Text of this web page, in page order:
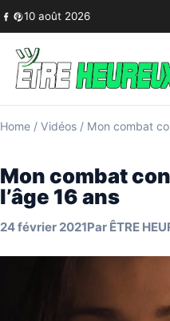
Skip to content
10 août 2026
Home / Vidéos / Mon combat
Mon combat
l’âge 16 ans
24 février 2021Par ÊTRE